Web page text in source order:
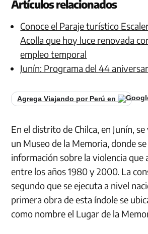
Artículos relacionados
Conoce el Paraje turístico
Acolla que hoy luce renovada
empleo temporal
Junín: Programa del 44
Agrega Viajando por Perú en
En el distrito de Chilca, en Junín,
un Museo de la Memoria, donde
información sobre la violencia que
entre los años 1980 y 2000. La
segundo que se ejecuta a nivel
primera obra de esta índole se
como nombre el Lugar de la